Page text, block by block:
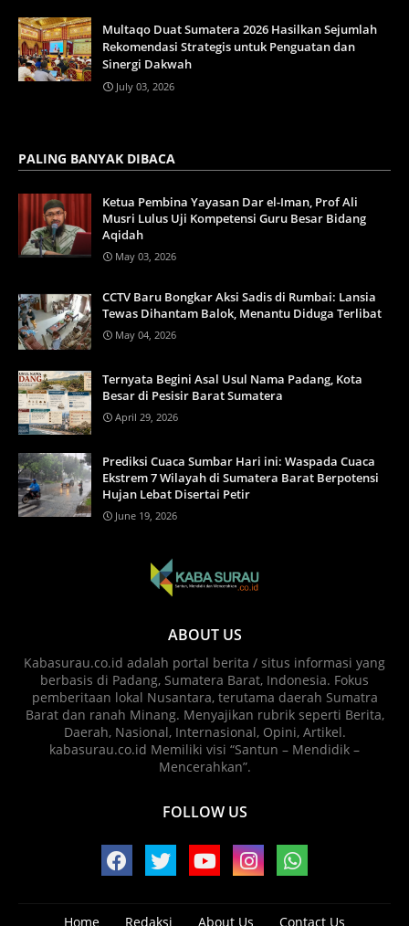
Multaqo Duat Sumatera 2026 Hasilkan Sejumlah
Rekomendasi Strategis untuk Penguatan dan
Sinergi Dakwah
July 03, 2026
PALING BANYAK DIBACA
Ketua Pembina Yayasan Dar el-Iman, Prof Ali
Musri Lulus Uji Kompetensi Guru Besar Bidang
Aqidah
May 03, 2026
CCTV Baru Bongkar Aksi Sadis di Rumbai: Lansia
Tewas Dihantam Balok, Menantu Diduga Terlibat
May 04, 2026
Ternyata Begini Asal Usul Nama Padang, Kota
Besar di Pesisir Barat Sumatera
April 29, 2026
Prediksi Cuaca Sumbar Hari ini: Waspada Cuaca
Ekstrem 7 Wilayah di Sumatera Barat Berpotensi
Hujan Lebat Disertai Petir
June 19, 2026
ABOUT US
Kabasurau.co.id adalah portal berita / situs informasi yang
berbasis di Padang, Sumatera Barat, Indonesia. Fokus
pemberitaan lokal Nusantara, terutama daerah Sumatra
Barat dan ranah Minang. Menyajikan rubrik seperti Berita,
Daerah, Nasional, Internasional, Opini, Artikel.
kabasurau.co.id Memiliki visi “Santun – Mendidik –
Mencerahkan”.
FOLLOW US
Home Redaksi About Us Contact Us